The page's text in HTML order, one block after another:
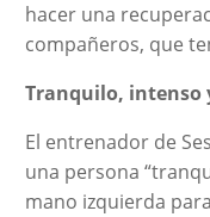
hacer una
compañeros, que
Tranquilo, intenso
El entrenador de
una persona
mano izquierda